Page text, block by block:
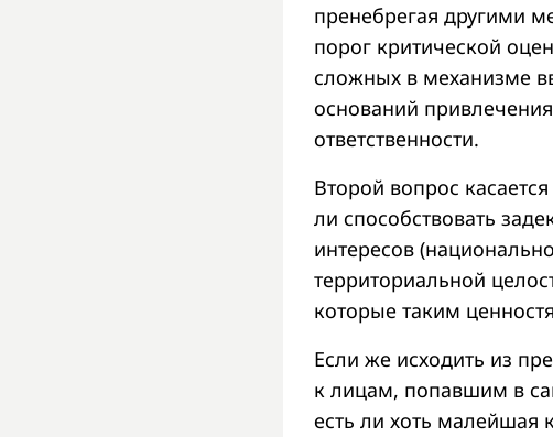
пренебрегая другими
порог критической
сложных в механизме
оснований
ответственности.
Второй вопрос
ли способствовать
интересов
территориальной
которые таким
Если же исходить из
к лицам, попавшим в
есть ли хоть